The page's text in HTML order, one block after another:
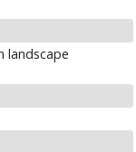
landscape